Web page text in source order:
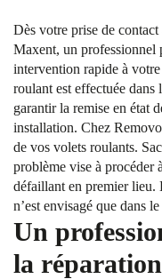
Dès votre prise de
Maxent, un professionnel
intervention rapide à
roulant est effectuée dans
garantir la remise en état
installation. Chez
de vos volets roulants.
problème vise à procéder
défaillant en premier lieu.
n’est envisagé que dans
Un
la